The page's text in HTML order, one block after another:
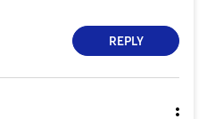
REPLY